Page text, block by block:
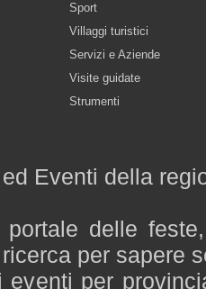
Sport
Villaggi turistici
Servizi e Aziende
Visite guidate
Strumenti
Eventi della
delle
per sapere
eventi per